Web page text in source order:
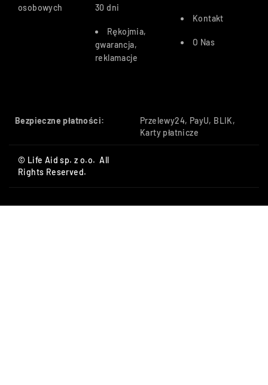
osobowych
30 dni
Rękojmia,
gwarancja,
reklamacje
Kontakt
O Nas
Bezpieczne płatności:
Przelewy24, PayU, BLIK,
Karty płatnicze
© Life Aid sp. z o.o. All
Rights Reserved.